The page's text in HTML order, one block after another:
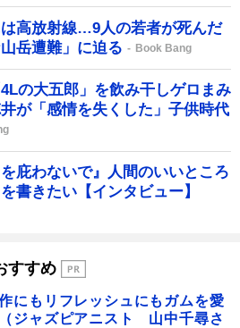
高放射線…9人の若者が死んだ
岳遭難」に迫る
Book Bang
の大五郎」を飲み干しゲロまみ
が「感情を失くした」子供時代
庇わないで』人間のいいところ
書きたい【インタビュー】
すすめ
にもリフレッシュにもガムを愛
ジャズピアニスト 山中千尋さ